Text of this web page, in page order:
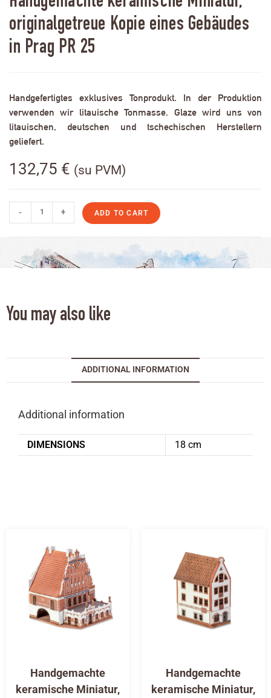
originalgetreue Kopie eines Gebäudes
in Prag PR 25
Handgefertigtes exklusives Tonprodukt. In der Produktion
verwenden wir litauische Tonmasse. Glaze wird uns von
litauischen, deutschen und tschechischen Herstellern
geliefert.
132,75 € (su PVM)
- + ADD TO CART
You may also like
ADDITIONAL INFORMATION
Additional information
DIMENSIONS 18 cm
Handgemachte
keramische Miniatur,
Handgemachte
keramische Miniatur,